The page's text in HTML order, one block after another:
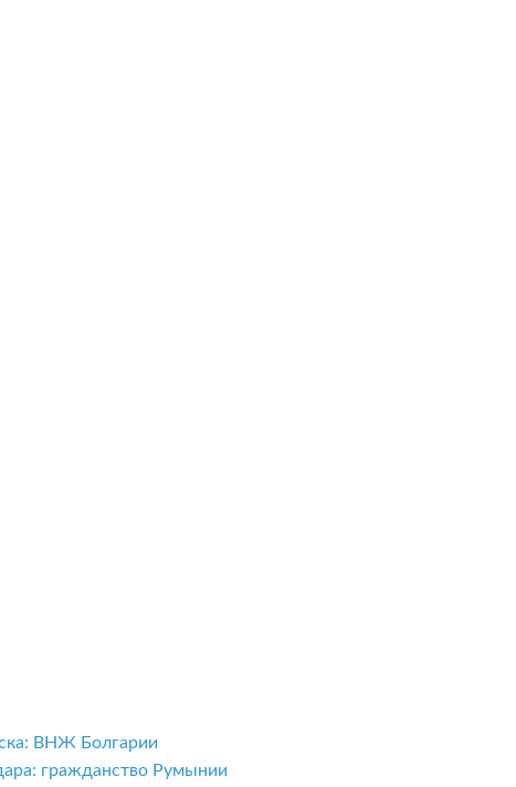
ВНЖ Болгарии
гражданство Румынии